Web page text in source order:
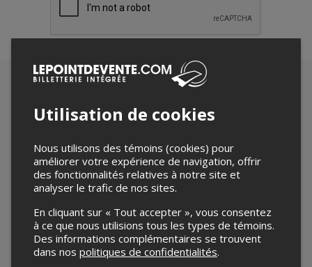
Utilisation de cookies
Nous utilisons des témoins (cookies) pour
améliorer votre expérience de navigation, offrir
des fonctionnalités relatives à notre site et
analyser le trafic de nos sites.
En cliquant sur « Tout accepter », vous consentez
à ce que nous utilisions tous les types de témoins.
Des informations complémentaires se trouvent
dans nos politiques de confidentialités.